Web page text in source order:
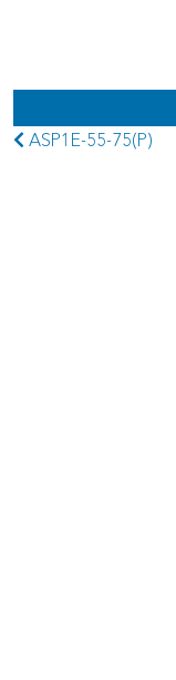
ASP1E-55-75(P)